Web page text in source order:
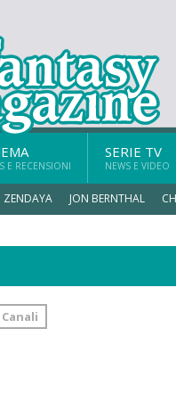
E RECENSIONI
SERIE TV
NEWS E VIDEO
ZENDAYA JON BERNTHAL
Canali